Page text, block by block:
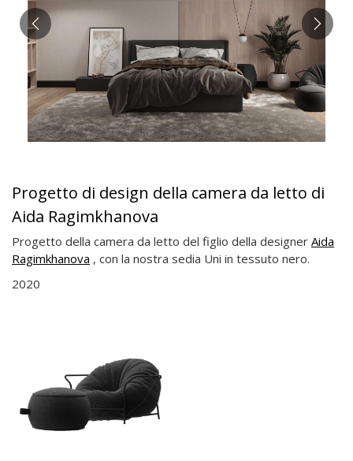
Progetto di design della camera da letto di
Aida Ragimkhanova
Progetto della camera da letto del figlio della designer Aida
Ragimkhanova , con la nostra sedia Uni in tessuto nero.
2020